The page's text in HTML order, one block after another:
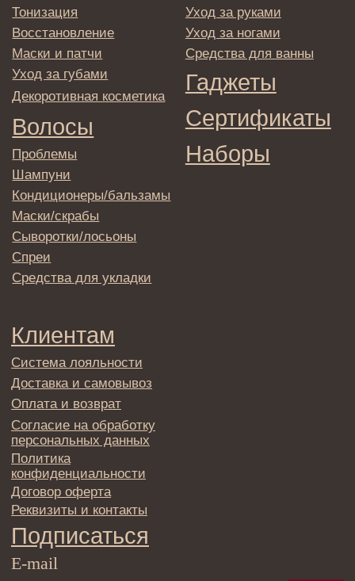
вы соглашаетесь с политикой в отношении
обработки персональных данных
© 2025 Institute Store